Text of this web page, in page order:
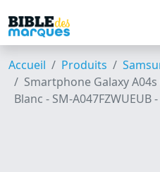
Accueil Produits
Smartphone Galaxy
Blanc - SM-A047FZWUEUB